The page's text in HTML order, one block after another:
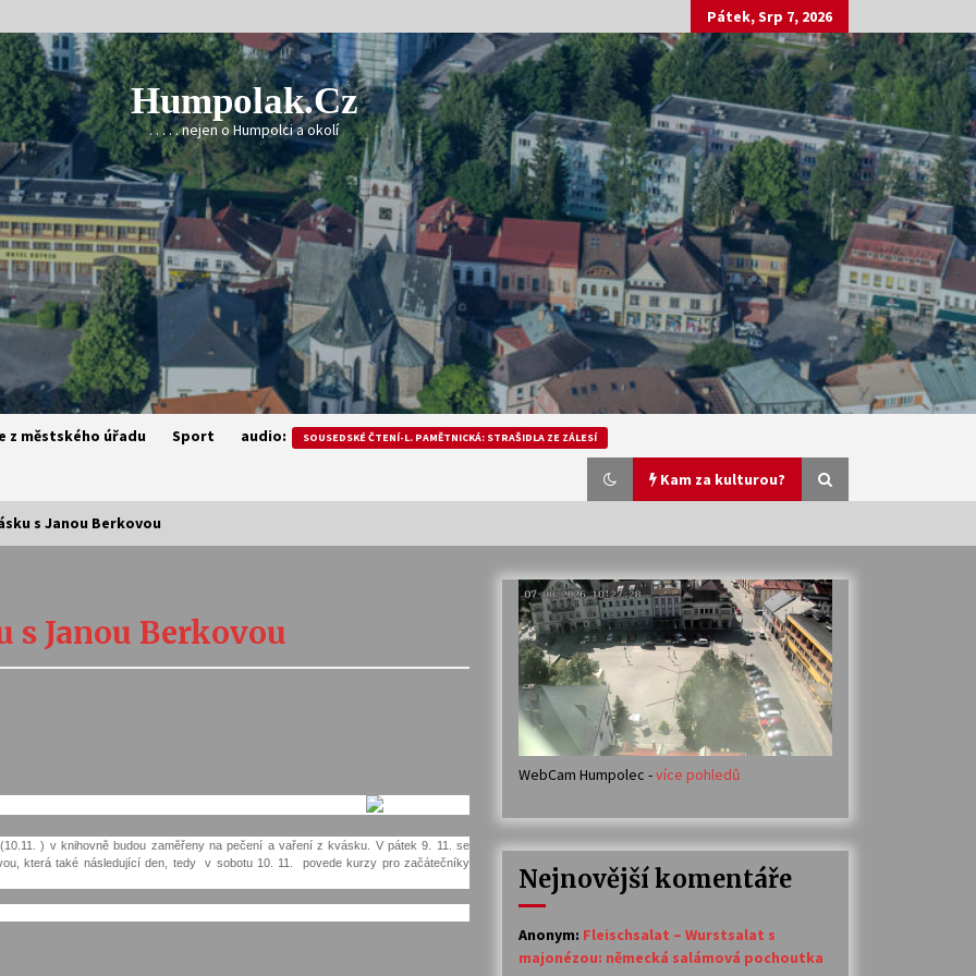
Pátek, Srp 7, 2026
Humpolak.cz
. . . . . nejen o Humpolci a okolí
z městského úřadu Sport audio: SOUSEDSKÉ ČTENÍ-L. PAMĚTNICKÁ: STRAŠIDLA ZE ZÁLESÍ
Kam za kulturou?
Stávám se kapkou
30. 7. 2026
Veselí muzikanti
30. 7. 2026
Votavžatský ploty
23. 7. 2026
14. 7. 2026
Varhanní recitál Michala Novenka v
Klášteře Želiv
30. 6. 2026
s Janou Berkovou
s Janou Berkovou
) v knihovně budou zaměřeny na pečení a vaření z kvásku. V pátek 9. 11. se
která také následující den, tedy v sobotu 10. 11. povede kurzy pro začátečníky
WebCam Humpolec -více pohledů
Nejnovější komentáře
Anonym: Fleischsalat – Wurstsalat s
majonézou: německá salámová pochoutka